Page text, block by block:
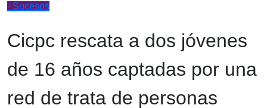
- Sucesos
Cicpc rescata a dos jóvenes
de 16 años captadas por una
red de trata de personas